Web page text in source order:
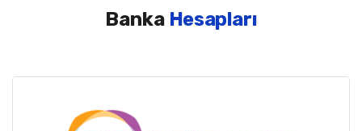
Banka Hesapları